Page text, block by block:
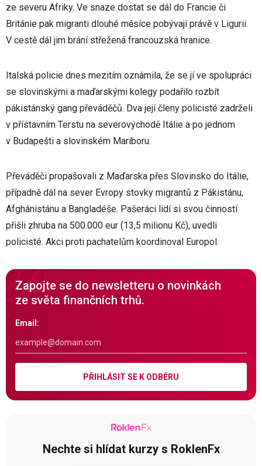
ze severu Afriky. Ve snaze dostat se dál do Francie či
Británie pak migranti dlouhé měsíce pobývají právě v Ligurii.
V cestě dál jim brání střežená francouzská hranice.
Italská policie dnes mezitím oznámila, že se jí ve spolupráci
se slovinskými a maďarskými kolegy podařilo rozbít
pákistánský gang převáděčů. Dva její členy policisté zadrželi
v přístavním Terstu na severovýchodě Itálie a po jednom
v Budapešti a slovinském Mariboru.
Převáděči propašovali z Maďarska přes Slovinsko do Itálie,
případně dál na sever Evropy stovky migrantů z Pákistánu,
Afghánistánu a Bangladéše. Pašeráci lidí si svou činností
přišli zhruba na 500.000 eur (13,5 milionu Kč), uvedli
policisté. Akci proti pachatelům koordinoval Europol.
Zapojte se do newsletteru o novinkách
ze světa finančních trhů.
Email:
PŘIHLÁSIT SE K ODBĚRU
Nechte si hlídat kurzy s RoklenFx